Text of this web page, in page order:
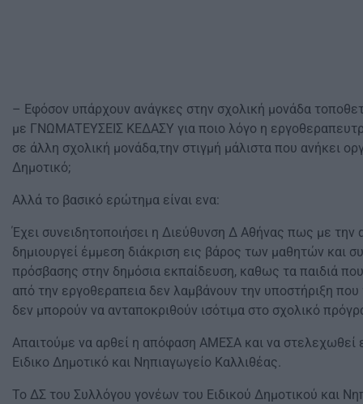
– Εφόσον υπάρχουν ανάγκες στην σχολική μονάδα
με ΓΝΩΜΑΤΕΥΣΕΙΣ ΚΕΔΑΣΥ για ποιο λόγο η
σε άλλη σχολική μονάδα,την στιγμή μάλιστα που ανήκει
Δημοτικό;
Αλλά το βασικό ερώτημα είναι ενα:
Έχει συνειδητοποιήσει η Διεύθυνση Δ Αθήνας πως με
δημιουργεί έμμεση διάκριση εις βάρος των μαθητών και
πρόσβασης στην δημόσια εκπαίδευση, καθως τα παιδιά
από την εργοθεραπεια δεν λαμβάνουν την υποστήριξη που
δεν μπορούν να ανταποκριθούν ισότιμα στο σχολικό
Απαιτούμε να αρθεί η απόφαση ΑΜΕΣΑ και να στελεχωθεί
Ειδικο Δημοτικό και Νηπιαγωγείο Καλλιθέας.
Το ΔΣ του Συλλόγου γονέων του Ειδικού Δημοτικού και